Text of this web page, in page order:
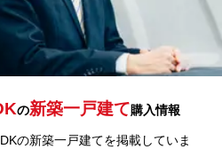
の新築一戸建て購入情報
の新築一戸建てを掲載していま